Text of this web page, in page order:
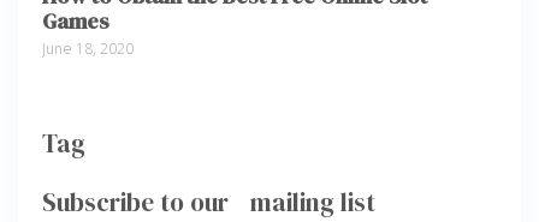
Games
June 18, 2020
Tag
Subscribe to our mailing list